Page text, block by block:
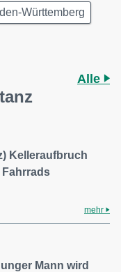
Württemberg
Alle
Kelleraufbruch
mehr
Mann wird